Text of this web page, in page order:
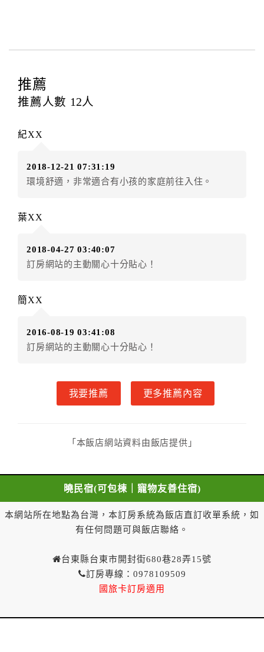
本契約之房價經雙方合意，依網路售價計費（含稅
金及服務費），乙方除提供住宿外，尚包括（依預訂專
第四條（入住、退房時間）
甲、乙雙方同意本契約之付款方式依乙方提供方
式。
乙方接受甲方訂房後，甲方入住前，乙方預收取房
第七條（甲方解約時定金之退還）
甲方解約時，應通知乙方，並得要求乙方依下列標
者，乙方應退還預收約定房價總金額百分之百。
到達者，乙方應退還預收約定房價總金額百分之五十。
三、 甲方解約通知於預定住宿日當日到達或未為解
一、甲方解約通知於預定住宿日當日前到達者，得請求
乙方於一年內保留已付金額作為甲方日後消費折抵使
制，如不得與其他優惠方案合併使用等。
第八條（契約變更）
型、房間數量，經乙方同意者，甲方不需支付因變更所
乙方無法履行訂房契約時，應即通知甲方。
第十條（因可歸責於乙方之違約處理）
因可歸責於乙方之事由致無法履行訂房契約者，甲
方之故意所致者，甲方得請求約定房價總金額三倍計算
推薦
推薦人數 12人
紀XX
2018-12-21 07:31:19
環境舒適，非常適合有小孩的家庭前往入住。
葉XX
2018-04-27 03:40:07
訂房網站的主動關心十分貼心！
簡XX
2016-08-19 03:41:08
訂房網站的主動關心十分貼心！
我要推薦 更多推薦內容
「本飯店網站資料由飯店提供」
曉民宿(可包棟｜寵物友善住宿)
本網站所在地點為台灣，本訂房系統為飯店直訂收單系統，如
有任何問題可與飯店聯絡。
台東縣台東市開封街680巷28弄15號
訂房專線：0978109509
國旅卡訂房適用